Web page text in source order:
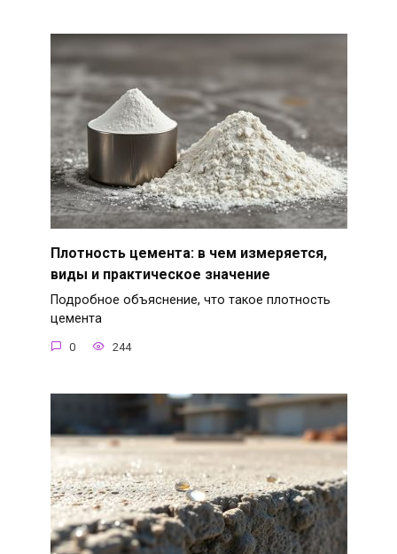
Плотность цемента: в чем измеряется,
виды и практическое значение
Подробное объяснение, что такое плотность
цемента
0 244